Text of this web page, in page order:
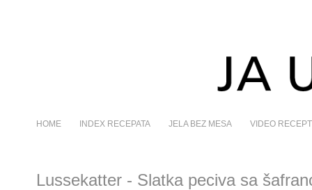
HOME INDEX RECEPATA JELA BEZ MESA VIDEO
Lussekatter - Slatka peciva sa